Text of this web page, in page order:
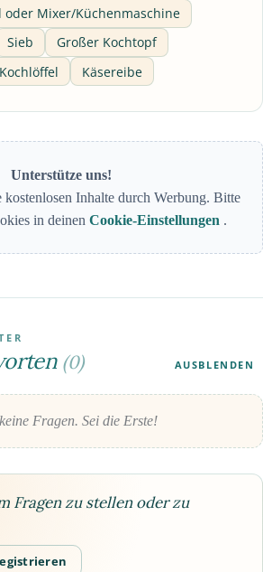
oder Mixer/Küchenmaschine
Sieb
Großer Kochtopf
Kochlöffel Käsereibe
Unterstütze uns!
kostenlosen Inhalte durch Werbung. Bitte
in deinen Cookie-Einstellungen .
(0) AUSBLENDEN
Fragen. Sei die Erste!
Fragen zu stellen oder zu